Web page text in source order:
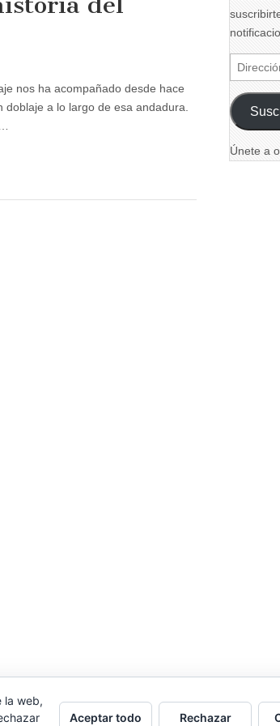
nos ha acompañado desde hace
a lo largo de esa andadura.
Dirección
de
email
Únete a
la web,
Aceptar todo Rechazar